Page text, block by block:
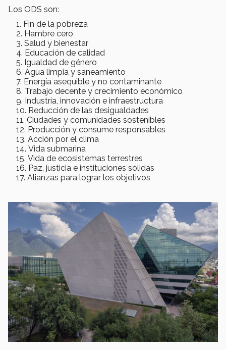
Los ODS son:
Fin de la pobreza
Hambre cero
Salud y bienestar
Educación de calidad
Igualdad de género
Agua limpia y saneamiento
Energía asequible y no contaminante
Trabajo decente y crecimiento económico
Industria, innovación e infraestructura
Reducción de las desigualdades
Ciudades y comunidades sostenibles
Producción y consume responsables
Acción por el clima
Vida submarina
Vida de ecosistemas terrestres
Paz, justicia e instituciones sólidas
Alianzas para lograr los objetivos